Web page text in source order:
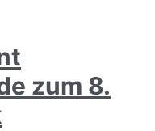
zum 8.